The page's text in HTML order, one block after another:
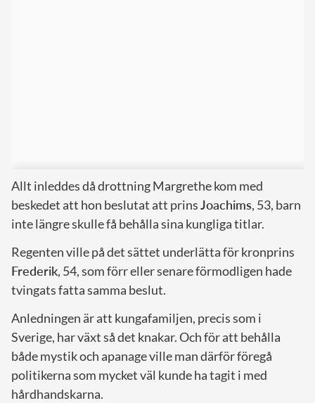
Allt inleddes då drottning Margrethe kom med
beskedet att hon beslutat att prinsJoachims, 53, barn
inte längre skulle få behålla sina kungliga titlar.
Regenten ville på det sättet underlätta för kronprins
Frederik, 54, som förr eller senare förmodligen hade
tvingats fatta samma beslut.
Anledningen är att kungafamiljen, precis som i
Sverige, har växt så det knakar. Och för att behålla
både mystik och apanage ville man därför föregå
politikerna som mycket väl kunde ha tagit i med
hårdhandskarna.